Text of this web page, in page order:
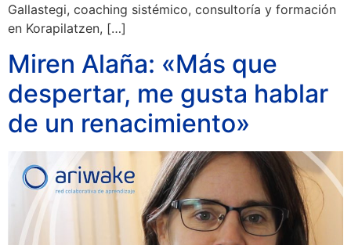
Gallastegi, coaching sistémico, consultoría y formación
en Korapilatzen, […]
Miren Alaña: «Más que
despertar, me gusta hablar
de un renacimiento»